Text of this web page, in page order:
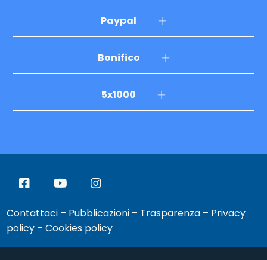
Paypal
Bonifico
5x1000
Contattaci – Pubblicazioni – Trasparenza – Privacy
policy –Cookies policy